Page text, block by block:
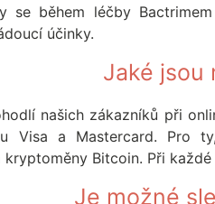
se během léčby
účinky.
Jaké jsou
našich zákazníků při
Visa a Mastercard. Pro
Bitcoin. Při
Je možné